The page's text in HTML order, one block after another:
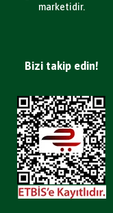
marketidir.
Bizi takip edin!